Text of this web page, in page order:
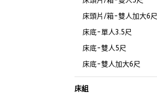
床頭片/箱-雙人加大6尺
床底-單人3.5尺
床底-雙人5尺
床底-雙人加大6尺
床組